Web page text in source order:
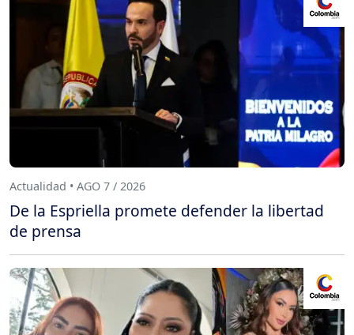
Actualidad • AGO 7 / 2026
De la Espriella promete defender la libertad
de prensa